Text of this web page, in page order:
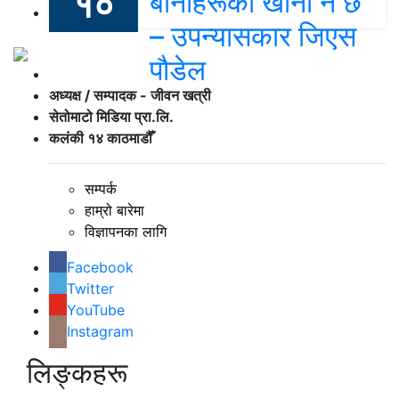
– उपन्यासकार जिएस
पौडेल
अध्यक्ष / सम्पादक - जीवन खत्री
सेतोमाटो मिडिया प्रा.लि.
कलंकी १४ काठमाडौँ
सम्पर्क
हाम्रो बारेमा
विज्ञापनका लागि
Facebook
Twitter
YouTube
Instagram
लिङ्कहरू